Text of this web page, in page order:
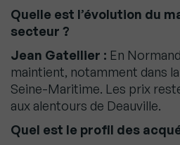
Quelle est l’évolution du
secteur ?​
Jean Gatellier : En
maintient, notamment dans
Seine-Maritime. Les prix
aux alentours de Deauville.
Quel est le profil des